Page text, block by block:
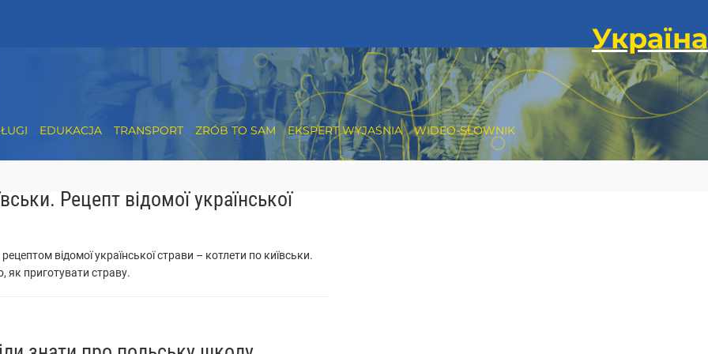
EDUKACJA TRANSPORT ZRÓB TO SAM EKSPERT WYJAŚNIA WIDEO-SŁOWNIK
Рецепт відомої української
відомої української страви – котлети по київськи.
як приготувати страву.